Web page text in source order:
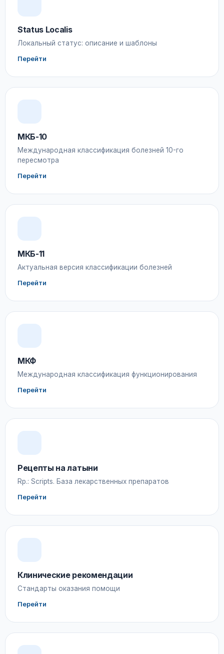
Status Localis
Локальный статус: описание и шаблоны
Перейти
МКБ-10
Международная классификация болезней 10-го
пересмотра
Перейти
МКБ-11
Актуальная версия классификации болезней
Перейти
МКФ
Международная классификация функционирования
Перейти
Рецепты на латыни
Rp.: Scripts. База лекарственных препаратов
Перейти
Клинические рекомендации
Стандарты оказания помощи
Перейти